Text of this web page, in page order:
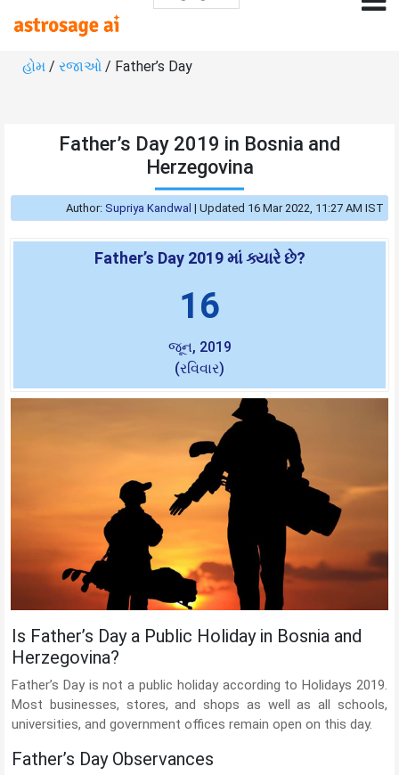
હોમ / રજાઓ / Father’s Day
Father’s Day 2019 in Bosnia and
Herzegovina
Author: Supriya Kandwal | Updated 16 Mar 2022, 11:27 AM IST
Father’s Day 2019 માં ક્યારે છે?
16
જૂન, 2019
(રવિવાર)
Is Father’s Day a Public Holiday in Bosnia and
Herzegovina?
Father’s Day is not a public holiday according to Holidays 2019.
Most businesses, stores, and shops as well as all schools,
universities, and government offices remain open on this day.
Father’s Day Observances